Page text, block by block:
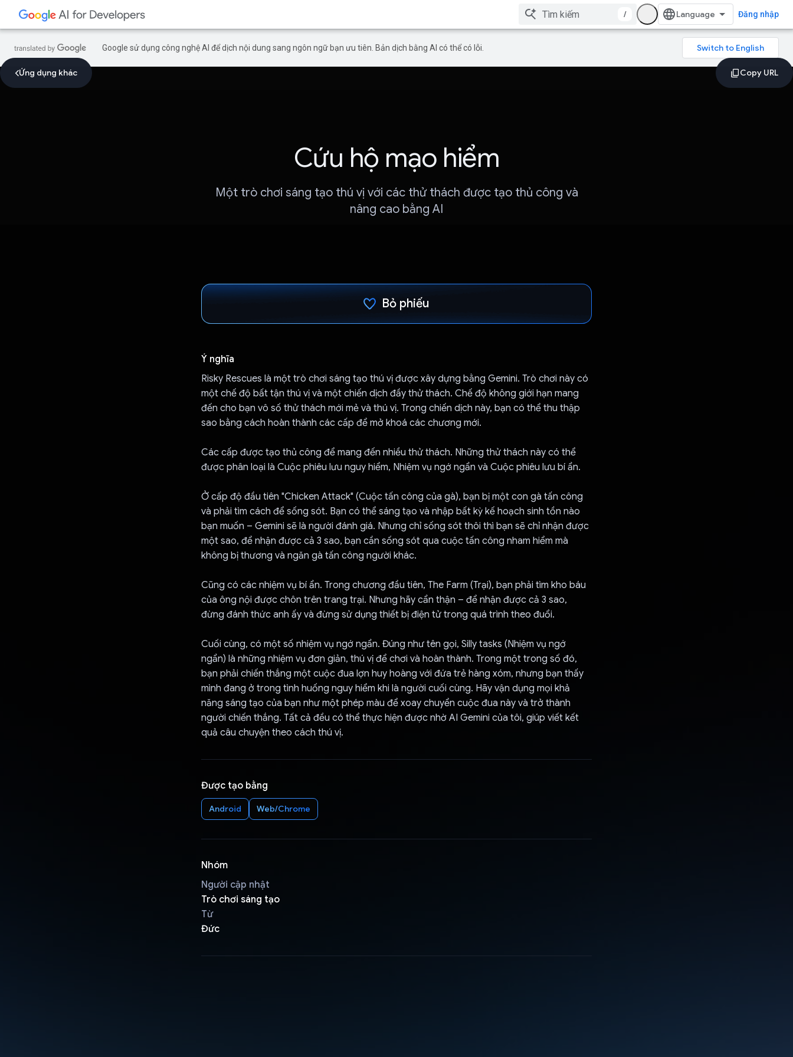
/ Đăng nhập
Google sử dụng công nghệ AI để dịch nội dung sang ngôn ngữ bạn ưu tiên. Bản dịch bằng AI có thể có lỗi.
Ứng dụng khác
Cứu hộ mạo hiểm
Một trò chơi sáng tạo thú vị với các thử thách được tạo thủ công và
nâng cao bằng AI
Bỏ phiếu
Ý nghĩa
Risky Rescues là một trò chơi sáng tạo thú vị được xây dựng bằng Gemini. Trò chơi này có
một chế độ bất tận thú vị và một chiến dịch đầy thử thách. Chế độ không giới hạn mang
đến cho bạn vô số thử thách mới mẻ và thú vị. Trong chiến dịch này, bạn có thể thu thập
sao bằng cách hoàn thành các cấp để mở khoá các chương mới.
Các cấp được tạo thủ công để mang đến nhiều thử thách. Những thử thách này có thể
được phân loại là Cuộc phiêu lưu nguy hiểm, Nhiệm vụ ngớ ngẩn và Cuộc phiêu lưu bí ẩn.
Ở cấp độ đầu tiên "Chicken Attack" (Cuộc tấn công của gà), bạn bị một con gà tấn công
và phải tìm cách để sống sót. Bạn có thể sáng tạo và nhập bất kỳ kế hoạch sinh tồn nào
bạn muốn – Gemini sẽ là người đánh giá. Nhưng chỉ sống sót thôi thì bạn sẽ chỉ nhận được
một sao, để nhận được cả 3 sao, bạn cần sống sót qua cuộc tấn công nham hiểm mà
không bị thương và ngăn gà tấn công người khác.
Cũng có các nhiệm vụ bí ẩn. Trong chương đầu tiên, The Farm (Trại), bạn phải tìm kho báu
của ông nội được chôn trên trang trại. Nhưng hãy cẩn thận – để nhận được cả 3 sao,
đừng đánh thức anh ấy và đừng sử dụng thiết bị điện tử trong quá trình theo đuổi.
Cuối cùng, có một số nhiệm vụ ngớ ngẩn. Đúng như tên gọi, Silly tasks (Nhiệm vụ ngớ
ngẩn) là những nhiệm vụ đơn giản, thú vị để chơi và hoàn thành. Trong một trong số đó,
bạn phải chiến thắng một cuộc đua lợn huy hoàng với đứa trẻ hàng xóm, nhưng bạn thấy
mình đang ở trong tình huống nguy hiểm khi là người cuối cùng. Hãy vận dụng mọi khả
năng sáng tạo của bạn như một phép màu để xoay chuyển cuộc đua này và trở thành
người chiến thắng. Tất cả đều có thể thực hiện được nhờ AI Gemini của tôi, giúp viết kết
quả câu chuyện theo cách thú vị.
Được tạo bằng
Android Web/Chrome
Nhóm
Người cập nhật
Trò chơi sáng tạo
Từ
Đức